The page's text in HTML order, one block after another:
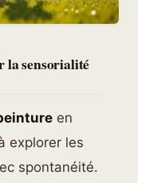
la sensorialité
en
explorer les
spontanéité.